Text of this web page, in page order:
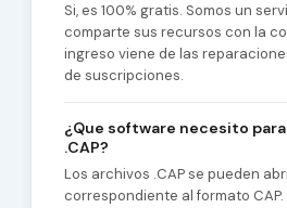
Si, es 100% gratis. Somos un
comparte sus recursos con la
ingreso viene de las
de suscripciones.
¿Que software necesito
.CAP?
Los archivos .CAP se pueden
correspondiente al formato CAP.